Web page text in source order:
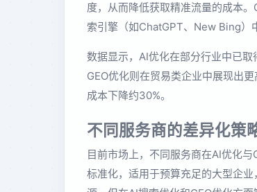
度，从而降低获取精准流量的成本
索引擎（如ChatGPT、New Bing）
数据显示，AI优化在部分行业中已
GEO优化则在贸易类企业中展现出
成本下降约30%。
不同服务商的差异化策
目前市场上，不同服务商在AI优化
标准化，适用于预算充足的大型企